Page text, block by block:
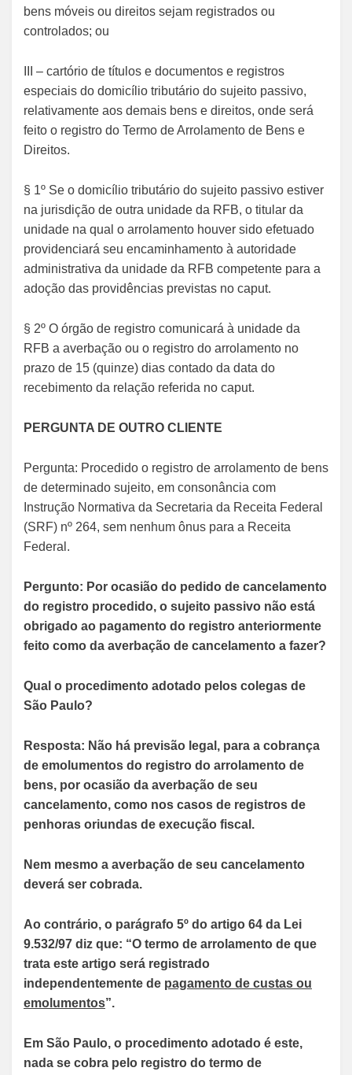
bens móveis ou direitos sejam registrados ou
controlados; ou
III – cartório de títulos e documentos e registros
especiais do domicílio tributário do sujeito passivo,
relativamente aos demais bens e direitos, onde será
feito o registro do Termo de Arrolamento de Bens e
Direitos.
§ 1º Se o domicílio tributário do sujeito passivo estiver
na jurisdição de outra unidade da RFB, o titular da
unidade na qual o arrolamento houver sido efetuado
providenciará seu encaminhamento à autoridade
administrativa da unidade da RFB competente para a
adoção das providências previstas no caput.
§ 2º O órgão de registro comunicará à unidade da
RFB a averbação ou o registro do arrolamento no
prazo de 15 (quinze) dias contado da data do
recebimento da relação referida no caput.
PERGUNTA DE OUTRO CLIENTE
Pergunta: Procedido o registro de arrolamento de bens
de determinado sujeito, em consonância com
Instrução Normativa da Secretaria da Receita Federal
(SRF) nº 264, sem nenhum ônus para a Receita
Federal.
Pergunto: Por ocasião do pedido de cancelamento
do registro procedido, o sujeito passivo não está
obrigado ao pagamento do registro anteriormente
feito como da averbação de cancelamento a fazer?
Qual o procedimento adotado pelos colegas de
São Paulo?
Resposta: Não há previsão legal, para a cobrança
de emolumentos do registro do arrolamento de
bens, por ocasião da averbação de seu
cancelamento, como nos casos de registros de
penhoras oriundas de execução fiscal.
Nem mesmo a averbação de seu cancelamento
deverá ser cobrada.
Ao contrário, o parágrafo 5º do artigo 64 da Lei
9.532/97 diz que: “O termo de arrolamento de que
trata este artigo será registrado
independentemente de pagamento de custas ou
emolumentos”.
Em São Paulo, o procedimento adotado é este,
nada se cobra pelo registro do termo de